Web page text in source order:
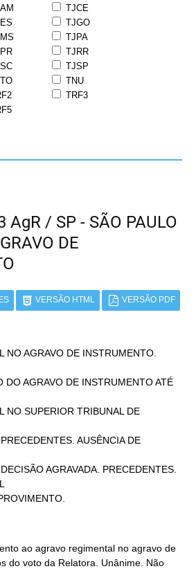
TJCE
TJGO
TJPA
TJRR
TJSP
TNU
TRF3
AgR / SP - SÃO PAULO
DE
VERSÃO HTML VERSÃO PDF
NO AGRAVO DE INSTRUMENTO.
PROVIMENTO.
ao agravo regimental no agravo de
do voto da Relatora. Unânime. Não